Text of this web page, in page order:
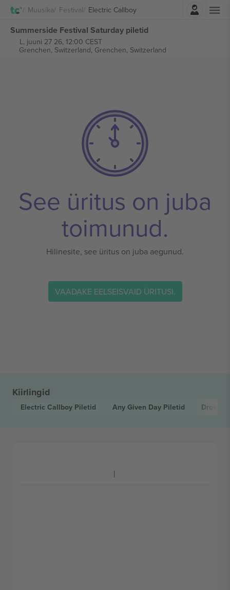
Muusika Festival Electric CallboyLogi sisse
Summerside Festival Saturday piletid
L, juuni 27 26, 12:00 CEST
Grenchen, Switzerland, Grenchen, Switzerland
See üritus on juba
toimunud.
Hilinesite, see üritus on juba aegunud.
VAADAKE EELSEISVAID ÜRITUSI.
Kiirlingid
Electric Callboy Piletid Any Given Day Piletid